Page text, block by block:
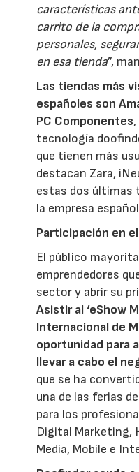
características
carrito de la
personales,
en esa tienda”,
Las tiendas más
españoles son
PC Componentes
tecnología
que tienen más
destacan Zara,
estas dos últimas
la empresa
Participación en el
El público
emprendedores
sector y abrir su
Asistir al ‘eShow
Internacional de
oportunidad para
llevar a cabo el
que se ha
una de las ferias
para los
Digital Marketing,
Media, Mobile e